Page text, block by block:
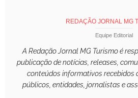
REDAÇÃO JORNAL MG
Equipe Editorial
A Redação Jornal MG Turismo é
publicação de notícias, releases,
conteúdos informativos recebidos
públicos, entidades, jornalistas e